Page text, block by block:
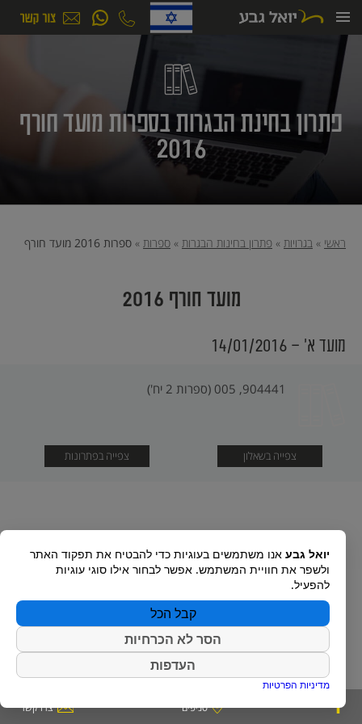
לתוכן
פתרון בחינת הבגרות בספרות מועד חורף
2016
ראשי » בגרויות » פתרון בחינות הבגרות » ספרות » ספרות 2016 מועד חורף
מועד חורף 2016
מועד א׳ - 14/01/2016
904441, 005 (ספרות 2 יח')
צפייה בשאלון צפייה בפתרונות
סניפים צרו קשר
יואל גבע אנו משתמשים בעוגיות כדי להבטיח את תפקוד האתר
ולשפר את חוויית המשתמש. אפשר לבחור אילו סוגי עוגיות
להפעיל.
קבל הכל
הסר לא הכרחיות
העדפות
מדיניות הפרטיות